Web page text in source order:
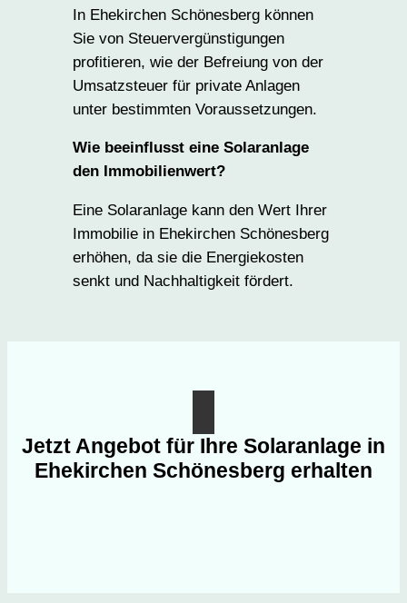
In Ehekirchen Schönesberg können
Sie von Steuervergünstigungen
profitieren, wie der Befreiung von der
Umsatzsteuer für private Anlagen
unter bestimmten Voraussetzungen.
Wie beeinflusst eine Solaranlage
den Immobilienwert?
Eine Solaranlage kann den Wert Ihrer
Immobilie in Ehekirchen Schönesberg
erhöhen, da sie die Energiekosten
senkt und Nachhaltigkeit fördert.
Jetzt Angebot für Ihre Solaranlage in
Ehekirchen Schönesberg erhalten